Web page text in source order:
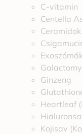
C-vitamin
Centella
Ceramidok
Ginzeng
Heartleaf
Kojisav